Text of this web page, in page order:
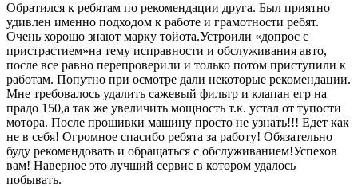
Обратился к ребятам по рекомендации друга. Был приятно
удивлен именно подходом к работе и грамотности ребят.
Очень хорошо знают марку тойота.Устроили «допрос с
пристрастием»на тему исправности и обслуживания авто,
после все равно перепроверили и только потом приступили к
работам. Попутно при осмотре дали некоторые рекомендации.
Мне требовалось удалить сажевый фильтр и клапан егр на
прадо 150,а так же увеличить мощность т.к. устал от тупости
мотора. После прошивки машину просто не узнать!!! Едет как
не в себя! Огромное спасибо ребята за работу! Обязательно
буду рекомендовать и обращаться с обслуживанием!Успехов
вам! Наверное это лучший сервис в котором удалось
побывать.